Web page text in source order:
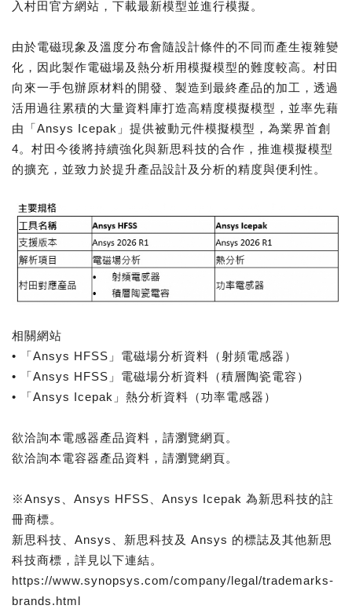
入村田官方網站，下載最新模型並進行模擬。
由於電磁現象及溫度分布會隨設計條件的不同而產生複雜變
化，因此製作電磁場及熱分析用模擬模型的難度較高。村田
向來一手包辦原材料的開發、製造到最終產品的加工，透過
活用過往累積的大量資料庫打造高精度模擬模型，並率先藉
由「Ansys Icepak」提供被動元件模擬模型，為業界首創
4。村田今後將持續強化與新思科技的合作，推進模擬模型
的擴充，並致力於提升產品設計及分析的精度與便利性。
相關網站
• 「Ansys HFSS」電磁場分析資料（射頻電感器）
• 「Ansys HFSS」電磁場分析資料（積層陶瓷電容）
• 「Ansys Icepak」熱分析資料（功率電感器）
欲洽詢本電感器產品資料，請瀏覽網頁。
欲洽詢本電容器產品資料，請瀏覽網頁。
※Ansys、Ansys HFSS、Ansys Icepak 為新思科技的註
冊商標。
新思科技、Ansys、新思科技及 Ansys 的標誌及其他新思
科技商標，詳見以下連結。
https://www.synopsys.com/company/legal/trademarks-
brands.html